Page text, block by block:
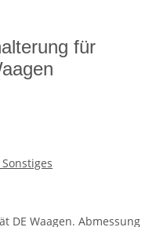
für
DE Waagen. Abmessung